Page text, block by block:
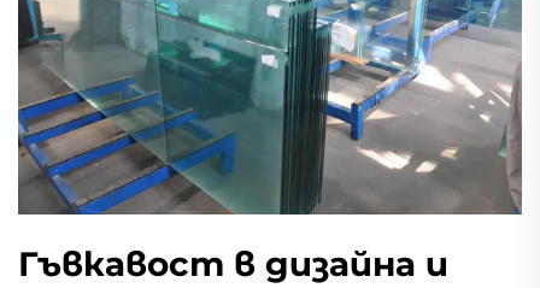
Гъвкавост в дизайна и